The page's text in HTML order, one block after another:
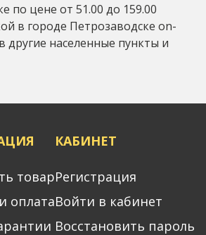
по цене от 51.00 до 159.00
в городе Петрозаводске on-
другие населенные пункты и
товар
оплата
КАБИНЕТ
Регистрация
Войти в кабинет
Восстановить пароль